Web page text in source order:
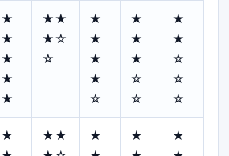
★
★
★
★
★
★★
★☆
☆
★
★
★
★
☆
★
★
★
☆
☆
★
★
☆
☆
☆
★
★★
★
★
★